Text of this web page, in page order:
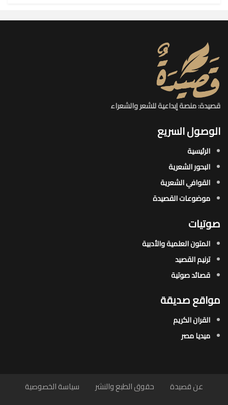
قصيدة: منصة إبداعية للشعر والشعراء
الوصول السريع
الرئيسية
البحور الشعرية​
القوافي الشعرية​
موضوعات القصيدة​
صوتيات
المتون العلمية والأدبية
ترنيم القصيد
قصائد صوتية
مواقع صديقة
القران الكريم
ميديا مصر
عن قصيدة حقوق الطبع والنشر
سياسة الخصوصية